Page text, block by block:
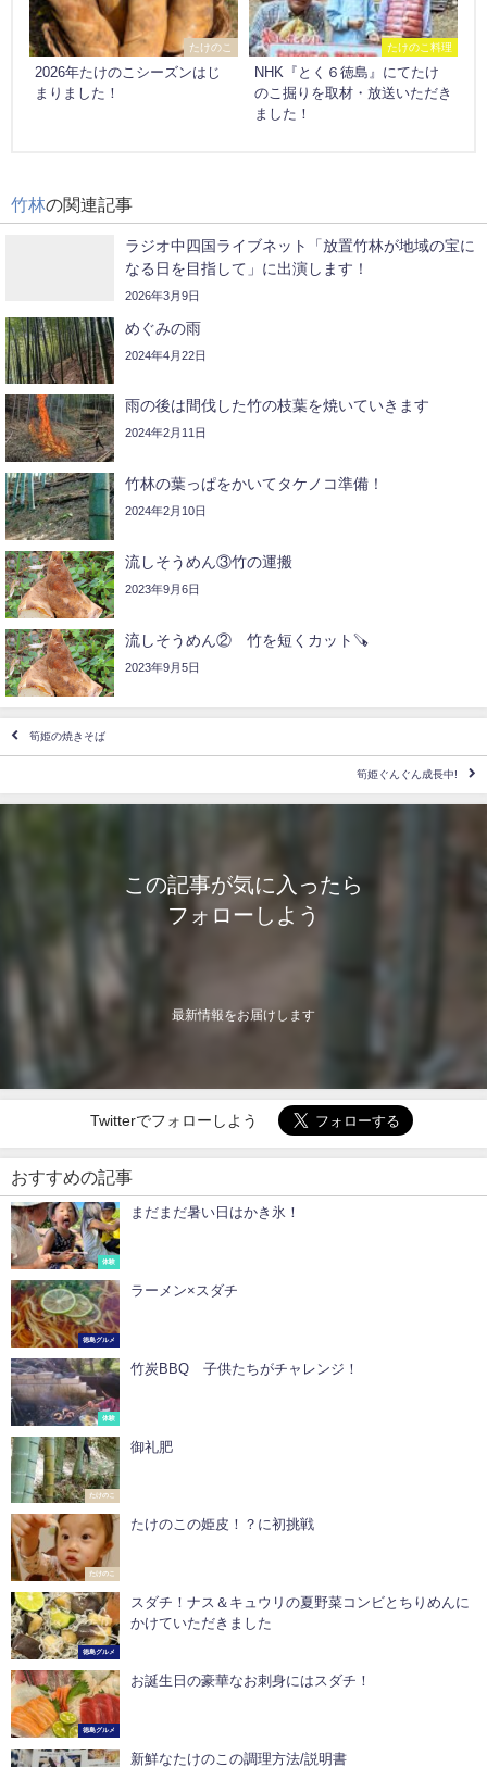
たけのこ
2026年たけのこシーズンはじ
まりました！
たけのこ料理
NHK『とく６徳島』にてたけ
のこ掘りを取材・放送いただき
ました！
竹林の関連記事
ラジオ中四国ライブネット「放置竹林が地域の宝に
なる日を目指して」に出演します！
2026年3月9日
めぐみの雨
2024年4月22日
雨の後は間伐した竹の枝葉を焼いていきます
2024年2月11日
竹林の葉っぱをかいてタケノコ準備！
2024年2月10日
流しそうめん③竹の運搬
2023年9月6日
流しそうめん② 竹を短くカット🪚
2023年9月5日
筍姫の焼きそば
筍姫ぐんぐん成長中!
この記事が気に入ったら
フォローしよう
最新情報をお届けします
Twitterでフォローしよう
おすすめの記事
体験
まだまだ暑い日はかき氷！
徳島グルメ
ラーメン×スダチ
体験
竹炭BBQ 子供たちがチャレンジ！
たけのこ
御礼肥
たけのこ
たけのこの姫皮！？に初挑戦
徳島グルメ
スダチ！ナス＆キュウリの夏野菜コンビとちりめんに
かけていただきました
徳島グルメ
お誕生日の豪華なお刺身️にはスダチ！
新鮮なたけのこの調理方法/説明書